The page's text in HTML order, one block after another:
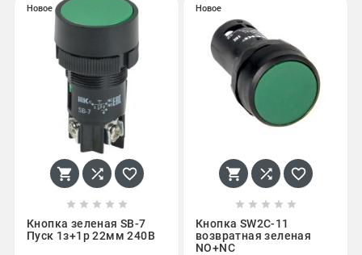
Новое
  
    
Кнопка зеленая SВ-7
Пуск 1з+1р 22мм 240В
Новое
  
    
Кнопка SW2C-11
возвратная зеленая
NO+NC